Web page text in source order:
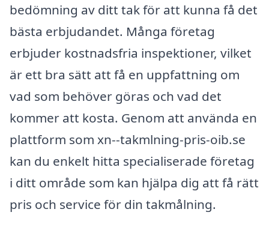
bedömning av ditt tak för att kunna få det
bästa erbjudandet. Många företag
erbjuder kostnadsfria inspektioner, vilket
är ett bra sätt att få en uppfattning om
vad som behöver göras och vad det
kommer att kosta. Genom att använda en
plattform som xn--takmlning-pris-oib.se
kan du enkelt hitta specialiserade företag
i ditt område som kan hjälpa dig att få rätt
pris och service för din takmålning.